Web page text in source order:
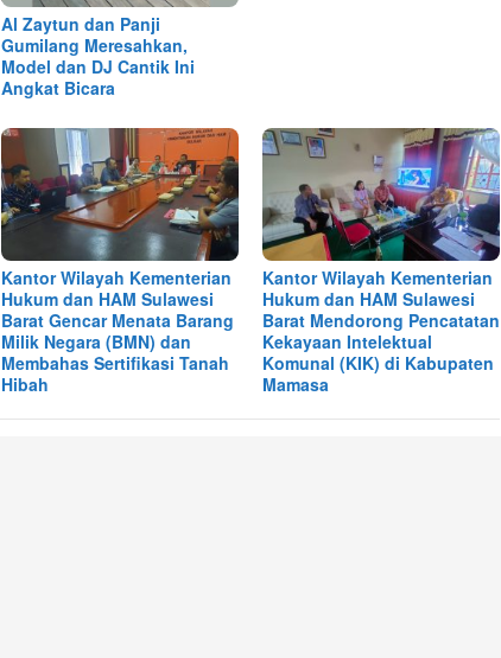
Al Zaytun dan Panji
Gumilang Meresahkan,
Model dan DJ Cantik Ini
Angkat Bicara
Kantor Wilayah Kementerian
Hukum dan HAM Sulawesi
Barat Gencar Menata Barang
Milik Negara (BMN) dan
Membahas Sertifikasi Tanah
Hibah
Kantor Wilayah Kementerian
Hukum dan HAM Sulawesi
Barat Mendorong Pencatatan
Kekayaan Intelektual
Komunal (KIK) di Kabupaten
Mamasa